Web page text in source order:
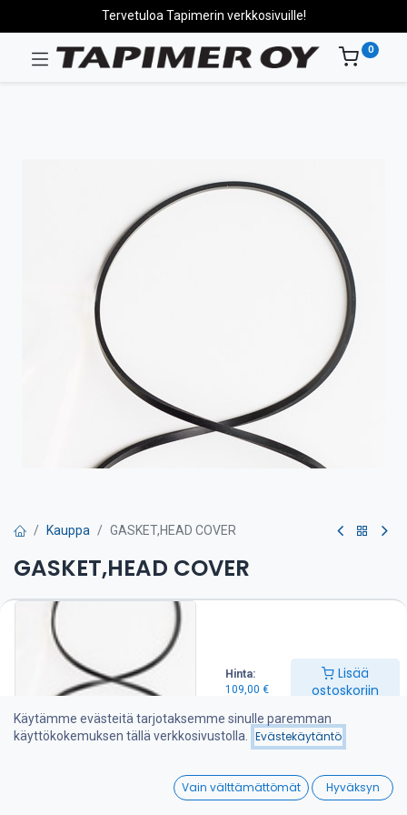
Hinta:
109,00 €
Lisää
ostoskoriin
Wishlist
Tervetuloa Tapimerin verkkosivuille!
0
Kauppa GASKET,HEAD COVER
GASKET,HEAD COVER
Venttiilivälykset on tarkistettava huolto-ohjeen mukaan
109,00€
Lisää ostoskoriin
Lisää toivelistalle
Käytämme evästeitä tarjotaksemme sinulle paremman
käyttökokemuksen tällä verkkosivustolla.
Evästekäytäntö
Vain välttämättömät Hyväksyn